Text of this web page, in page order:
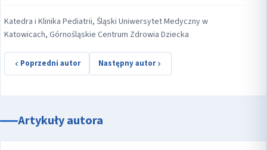
Katedra i Klinika Pediatrii, Śląski Uniwersytet Medyczny w
Katowicach, Górnośląskie Centrum Zdrowia Dziecka
Poprzedni autor Następny autor
Artykuły autora